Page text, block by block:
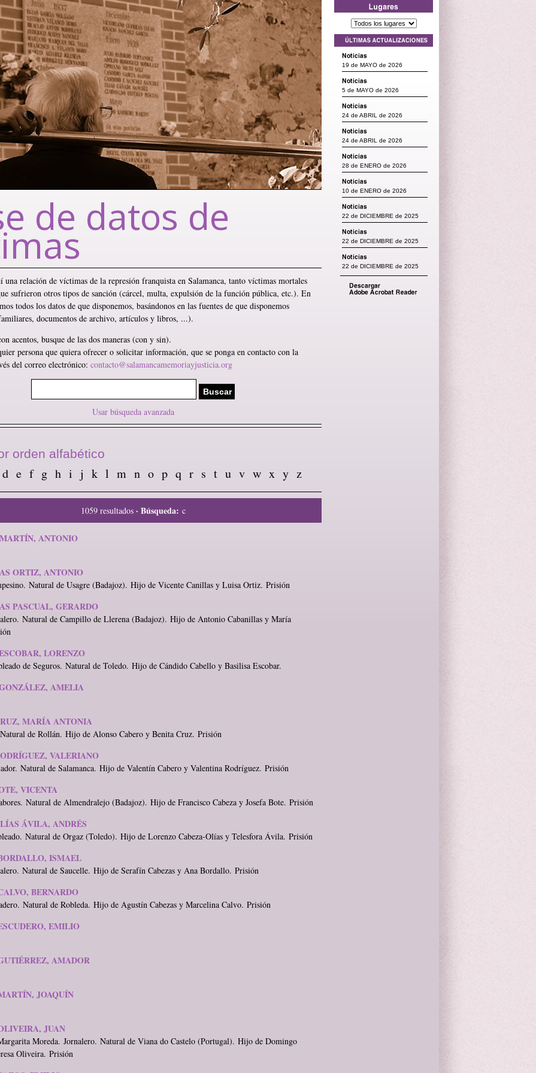
de datos de
una relación de víctimas de la represión franquista en Salamanca, tanto víctimas mortales
sufrieron otros tipos de sanción (cárcel, multa, expulsión de la función pública, etc.). En
todos los datos de que disponemos, basándonos en las fuentes de que disponemos
documentos de archivo, artículos y libros, ...).
acentos, busque de las dos maneras (con y sin).
persona que quiera ofrecer o solicitar información, que se ponga en contacto con la
del correo electrónico: contacto@salamancamemoriayjusticia.org
Usar búsqueda avanzada
orden alfabético
d e f g h i j k l m n o p q r s t u v w x y z
1059 resultados · Búsqueda: c
ANTONIO
ORTIZ, ANTONIO
Natural de Usagre (Badajoz). Hijo de Vicente Canillas y Luisa Ortiz. Prisión
PASCUAL, GERARDO
Natural de Campillo de Llerena (Badajoz). Hijo de Antonio Cabanillas y María
LORENZO
de Seguros. Natural de Toledo. Hijo de Cándido Cabello y Basilisa Escobar.
AMELIA
MARÍA ANTONIA
de Rollán. Hijo de Alonso Cabero y Benita Cruz. Prisión
VALERIANO
Natural de Salamanca. Hijo de Valentín Cabero y Valentina Rodríguez. Prisión
VICENTA
Natural de Almendralejo (Badajoz). Hijo de Francisco Cabeza y Josefa Bote. Prisión
ÁVILA, ANDRÉS
Natural de Orgaz (Toledo). Hijo de Lorenzo Cabeza-Olías y Telesfora Ávila. Prisión
ISMAEL
Natural de Saucelle. Hijo de Serafín Cabezas y Ana Bordallo. Prisión
BERNARDO
Natural de Robleda. Hijo de Agustín Cabezas y Marcelina Calvo. Prisión
EMILIO
AMADOR
JOAQUÍN
JUAN
Moreda. Jornalero. Natural de Viana do Castelo (Portugal). Hijo de Domingo
Oliveira. Prisión
19 de MAYO de 2026
5 de MAYO de 2026
24 de ABRIL de 2026
24 de ABRIL de 2026
28 de ENERO de 2026
10 de ENERO de 2026
22 de DICIEMBRE de 2025
22 de DICIEMBRE de 2025
22 de DICIEMBRE de 2025